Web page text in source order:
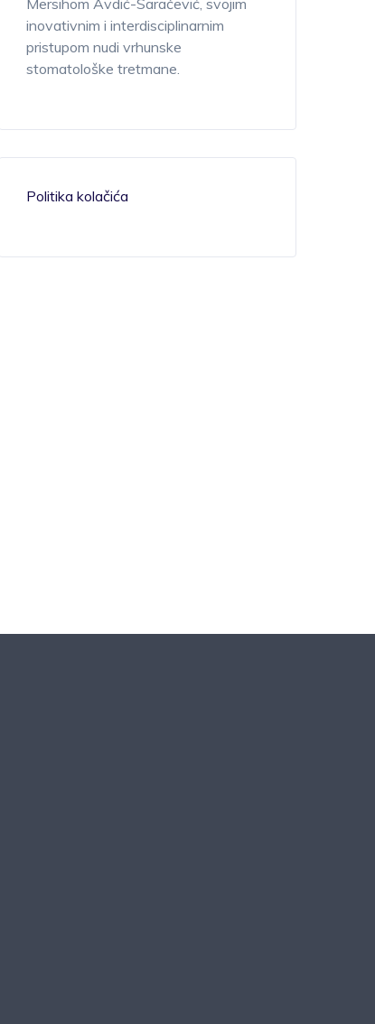
Mersihom Avdić-Saračević, svojim
inovativnim i interdisciplinarnim
pristupom nudi vrhunske
stomatološke tretmane.
Politika kolačića